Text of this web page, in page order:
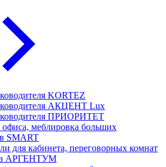
KORTEZ
АКЦЕНТ Lux
ПРИОРИТЕТ
меблировка больших
SMART
для кабинета, переговорных комнат
АРГЕНТУМ